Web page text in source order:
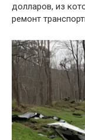
долларов, из
ремонт